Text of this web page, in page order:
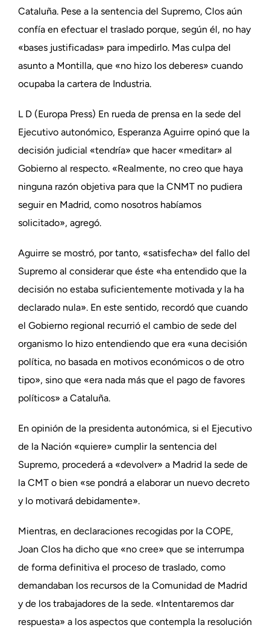
Cataluña. Pese a la sentencia del Supremo, Clos aún
confía en efectuar el traslado porque, según él, no hay
«bases justificadas» para impedirlo. Mas culpa del
asunto a Montilla, que «no hizo los deberes» cuando
ocupaba la cartera de Industria.
L D (Europa Press) En rueda de prensa en la sede del
Ejecutivo autonómico, Esperanza Aguirre opinó que la
decisión judicial «tendría» que hacer «meditar» al
Gobierno al respecto. «Realmente, no creo que haya
ninguna razón objetiva para que la CNMT no pudiera
seguir en Madrid, como nosotros habíamos
solicitado», agregó.
Aguirre se mostró, por tanto, «satisfecha» del fallo del
Supremo al considerar que éste «ha entendido que la
decisión no estaba suficientemente motivada y la ha
declarado nula». En este sentido, recordó que cuando
el Gobierno regional recurrió el cambio de sede del
organismo lo hizo entendiendo que era «una decisión
política, no basada en motivos económicos o de otro
tipo», sino que «era nada más que el pago de favores
políticos» a Cataluña.
En opinión de la presidenta autonómica, si el Ejecutivo
de la Nación «quiere» cumplir la sentencia del
Supremo, procederá a «devolver» a Madrid la sede de
la CMT o bien «se pondrá a elaborar un nuevo decreto
y lo motivará debidamente».
Mientras, en declaraciones recogidas por la COPE,
Joan Clos ha dicho que «no cree» que se interrumpa
de forma definitiva el proceso de traslado, como
demandaban los recursos de la Comunidad de Madrid
y de los trabajadores de la sede. «Intentaremos dar
respuesta» a los aspectos que contempla la resolución